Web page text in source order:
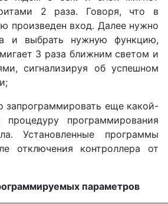
2 раза. Говоря, что в
произведен вход. Далее нужно
и выбрать нужную функцию,
3 раза ближним светом и
сигнализируя об успешном
еще какой-
программирования
Установленные программы
отключения контроллера от
параметров